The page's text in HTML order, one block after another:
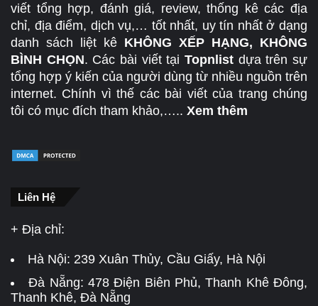
viết tổng hợp, đánh giá, review, thống kê các địa
chỉ, địa điểm, dịch vụ,… tốt nhất, uy tín nhất ở dạng
danh sách liệt kê KHÔNG XẾP HẠNG, KHÔNG
BÌNH CHỌN. Các bài viết tạiTopnlist dựa trên sự
tổng hợp ý kiến của người dùng từ nhiều nguồn trên
internet. Chính vì thế các bài viết của trang chúng
tôi có mục đích tham khảo,….. Xem thêm
Liên Hệ
+ Địa chỉ:
Hà Nội: 239 Xuân Thủy, Cầu Giấy, Hà Nội
Đà Nẵng:478 Điện Biên Phủ, Thanh Khê Đông,
Thanh Khê, Đà Nẵng